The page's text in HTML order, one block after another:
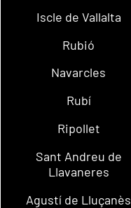
Iscle de Vallalta
Rubió
Navarcles
Rubí
Ripollet
Sant Andreu de
Llavaneres
Agustí de Lluçanès